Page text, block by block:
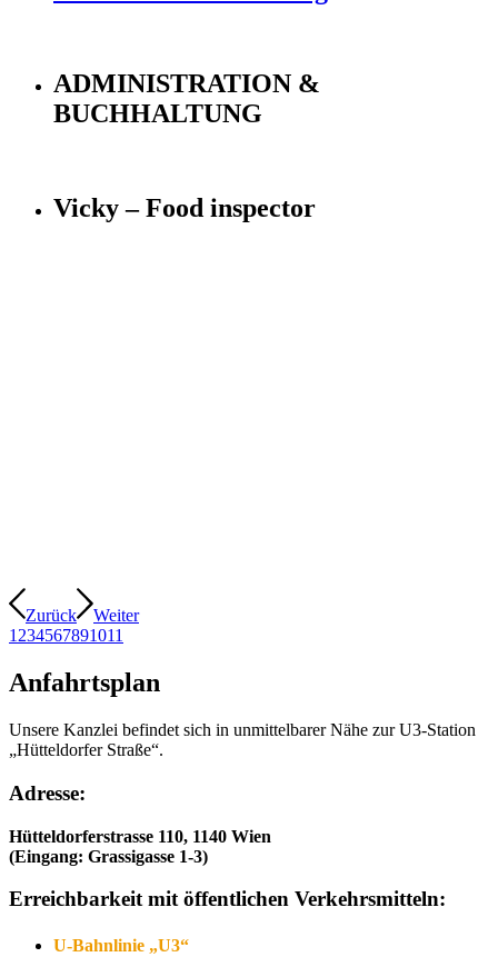
ADMINISTRATION &
BUCHHALTUNG
Vicky – Food inspector
Zurück
Weiter
1 234567891011
Anfahrtsplan
Unsere Kanzlei befindet sich in unmittelbarer Nähe zur U3-Station
„Hütteldorfer Straße“.
Adresse:
Hütteldorferstrasse 110, 1140 Wien
(Eingang: Grassigasse 1-3)
Erreichbarkeit mit öffentlichen Verkehrsmitteln:
U-Bahnlinie „U3“